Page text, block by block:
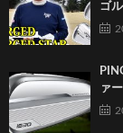
ゴ
ァ